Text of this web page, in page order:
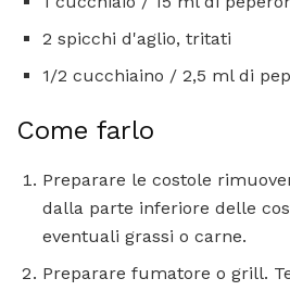
2 spicchi d'aglio, tritati
1/2 cucchiaino / 2,5 ml di
Come farlo
Preparare le costole
dalla parte inferiore delle
eventuali grassi o carne.
Preparare fumatore o grill.